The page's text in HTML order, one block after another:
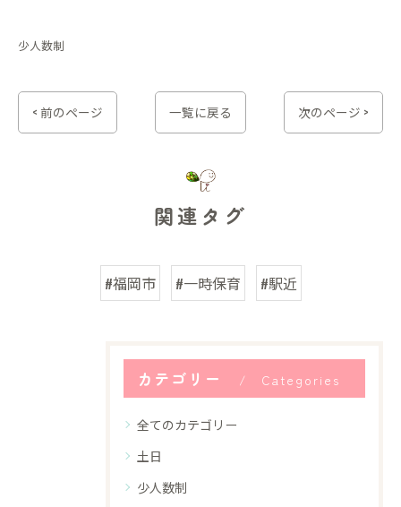
少人数制
< 前のページ 一覧に戻る 次のページ >
関連タグ
#福岡市 #一時保育 #駅近
カテゴリー Categories
全てのカテゴリー
土日
少人数制